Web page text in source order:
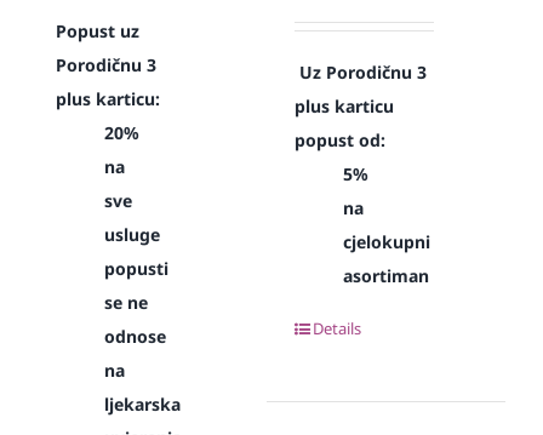
Popust uz
Porodičnu 3
plus karticu:
20%
na
sve
usluge
popusti
se ne
odnose
na
ljekarska
Uz Porodičnu 3
plus karticu
popust od:
5%
na
cjelokupni
asortiman
Details